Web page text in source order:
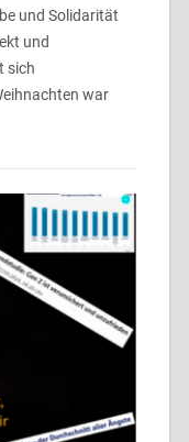
und Solidarität
und
sich
war